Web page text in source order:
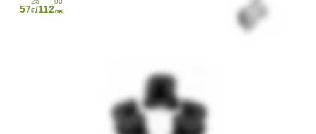
57€/112лв.